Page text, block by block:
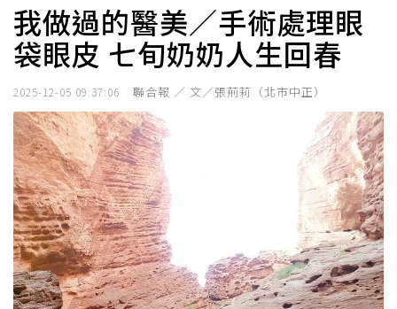
我做過的醫美／手術處理眼
袋眼皮 七旬奶奶人生回春
2025-12-05 09:37:06 聯合報 ／ 文／張荊莉（北市中正）